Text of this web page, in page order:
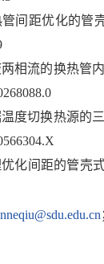
间距优化的管
相流的换热管
度切换热源的
化间距的管壳